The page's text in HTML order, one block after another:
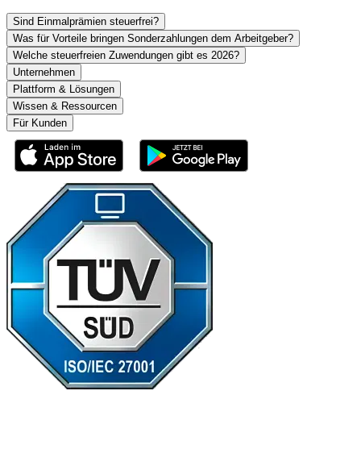
Sind Einmalprämien steuerfrei?
Was für Vorteile bringen Sonderzahlungen dem Arbeitgeber?
Welche steuerfreien Zuwendungen gibt es 2026?
Unternehmen
Plattform & Lösungen
Wissen & Ressourcen
Für Kunden